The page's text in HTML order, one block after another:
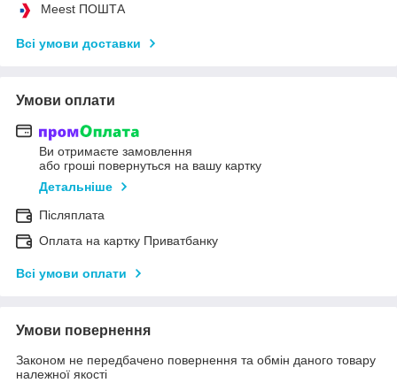
Meest ПОШТА
Всі умови доставки
Умови оплати
Ви отримаєте замовлення
або гроші повернуться на вашу картку
Детальніше
Післяплата
Оплата на картку Приватбанку
Всі умови оплати
Умови повернення
Законом не передбачено повернення та обмін даного товару
належної якості